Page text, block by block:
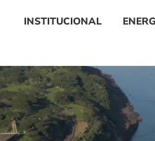
INSTITUCIONAL